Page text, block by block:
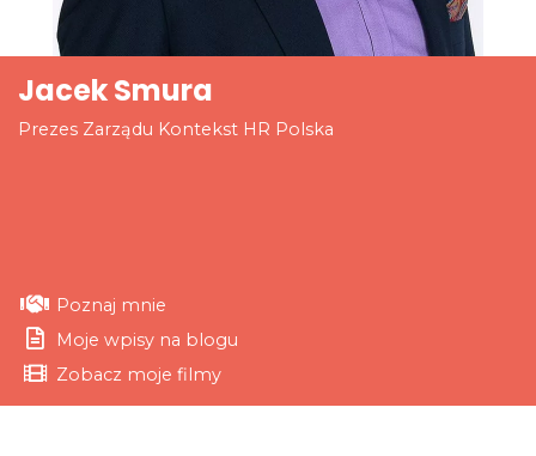
Jacek Smura
Prezes Zarządu Kontekst HR Polska
Poznaj mnie
Moje wpisy na blogu
Zobacz moje filmy